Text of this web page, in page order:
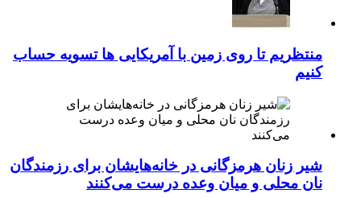
منتظریم تا روی زمین با آمریکایی ها تسویه حساب
کنیم
شیر زنان هرمزگانی در خانه‌هایشان برای رزمندگان
نان محلی و میان وعده درست می‌کنند